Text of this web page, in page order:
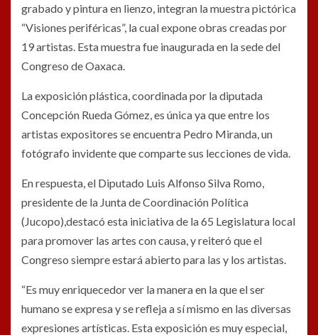
grabado y pintura en lienzo, integran la muestra pictórica
“Visiones periféricas”, la cual expone obras creadas por
19 artistas. Esta muestra fue inaugurada en la sede del
Congreso de Oaxaca.
La exposición plástica, coordinada por la diputada
Concepción Rueda Gómez, es única ya que entre los
artistas expositores se encuentra Pedro Miranda, un
fotógrafo invidente que comparte sus lecciones de vida.
En respuesta, el Diputado Luis Alfonso Silva Romo,
presidente de la Junta de Coordinación Política
(Jucopo),destacó esta iniciativa de la 65 Legislatura local
para promover las artes con causa, y reiteró que el
Congreso siempre estará abierto para las y los artistas.
“Es muy enriquecedor ver la manera en la que el ser
humano se expresa y se refleja a sí mismo en las diversas
expresiones artísticas. Esta exposición es muy especial,